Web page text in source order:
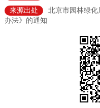
决策公开
来源出处
北京市园林绿
办法》的通知